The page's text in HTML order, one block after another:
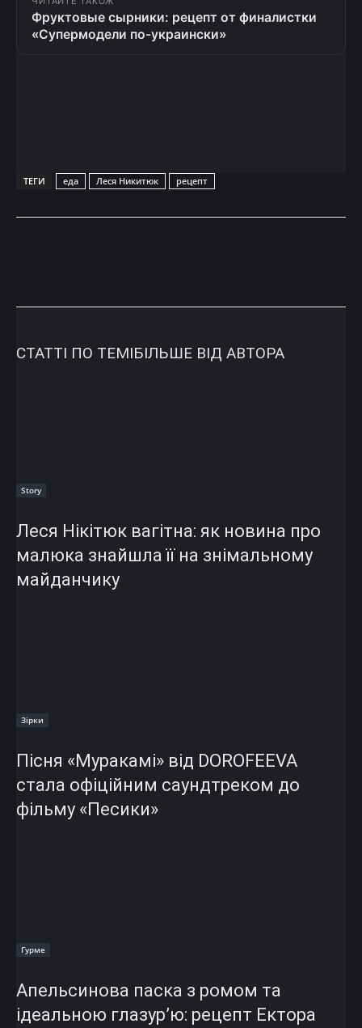
Фруктовые сырники: рецепт от финалистки
«Супермодели по-украински»
ТЕГИ еда Леся Никитюк рецепт
СТАТТІ ПО ТЕМІБІЛЬШЕ ВІД АВТОРА
Story
Леся Нікітюк вагітна: як новина про
малюка знайшла її на знімальному
майданчику
Зірки
Пісня «Муракамі» від DOROFEEVA
стала офіційним саундтреком до
фільму «Песики»
Гурме
Апельсинова паска з ромом та
ідеальною глазур’ю: рецепт Ектора